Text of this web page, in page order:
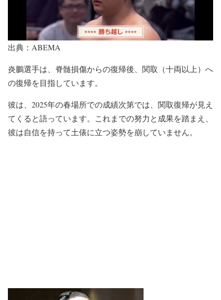
出典：ABEMA
炎鵬選手は、脊髄損傷からの復帰後、関取（十両以上）へ
の復帰を目指しています。
彼は、2025年の春場所での成績次第では、関取復帰が見え
てくると語っています。これまでの努力と成果を踏まえ、
彼は自信を持って土俵に立つ姿勢を崩していません。